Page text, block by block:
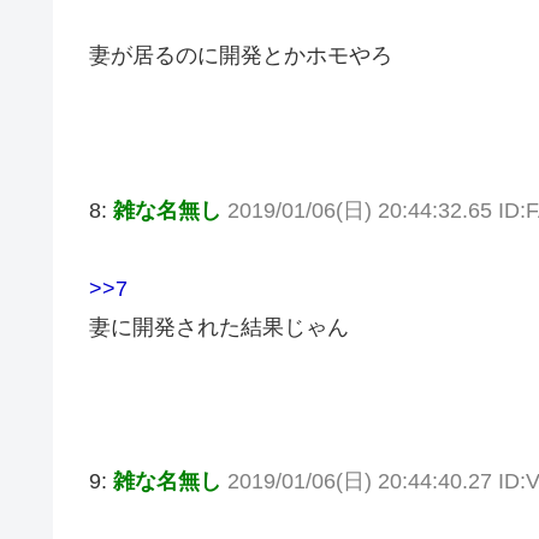
妻が居るのに開発とかホモやろ
8: 雑な名無し 2019/01/06(日) 20:44:32.65
>>7
妻に開発された結果じゃん
9: 雑な名無し 2019/01/06(日) 20:44:40.27